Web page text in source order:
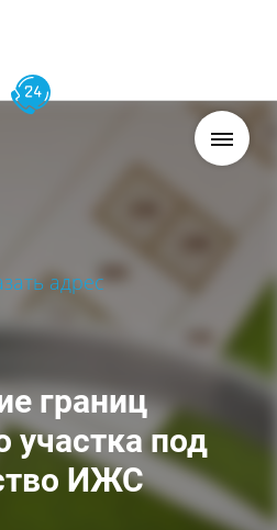
адрес
границ
участка под
ИЖС